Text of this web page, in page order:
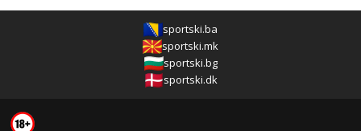
sportski.ba
sportski.mk
sportski.bg
sportski.dk